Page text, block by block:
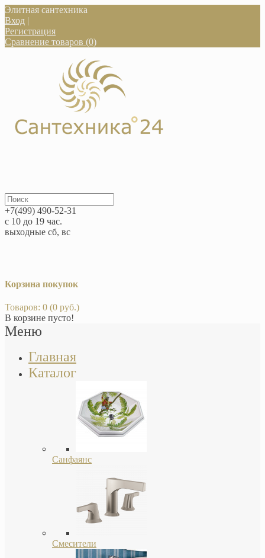
Элитная сантехника
Вход |
Регистрация
Сравнение товаров (0)
+7(499) 490-52-31
с 10 до 19 час.
выходные сб, вс
Корзина покупок
Товаров: 0 (0 руб.)
В корзине пусто!
Меню
Главная
Каталог
Санфаянс
Смесители